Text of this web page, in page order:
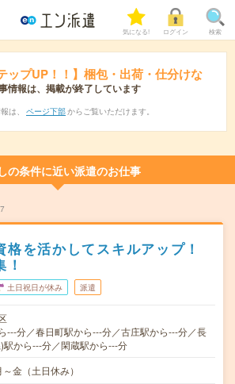
気になる! ログイン 検索
ップUP！！】梱包・出荷・仕分けな
情報は、掲載が終了しています
は、 ページ下部 からご覧いただけます。
の条件に近い派遣のお仕事
格を活かしてスキルアップ！
土日祝日が休み 派遣
---分／春日町駅から---分／古庄駅から---分／長
駅から---分／閑蔵駅から---分
金（土日休み）